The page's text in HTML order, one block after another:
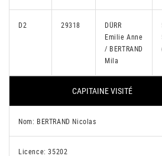
D2 29318
DÜRR
Emilie Anne
/ BERTRAND
Mila
CAPITAINE VISITÉ
Nom: BERTRAND Nicolas
Licence: 35202